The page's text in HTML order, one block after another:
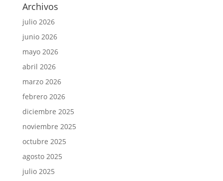
Archivos
julio 2026
junio 2026
mayo 2026
abril 2026
marzo 2026
febrero 2026
diciembre 2025
noviembre 2025
octubre 2025
agosto 2025
julio 2025